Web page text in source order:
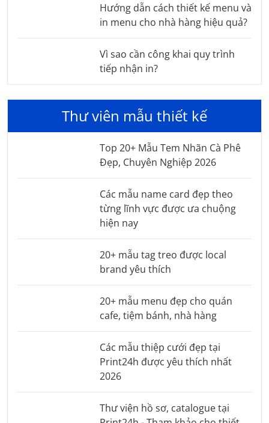
Hướng dẫn cách thiết kế menu và
in menu cho nhà hàng hiệu quả?
Vì sao cần công khai quy trình
tiếp nhận in?
Thư viên mẫu thiết kế
Top 20+ Mẫu Tem Nhãn Cà Phê
Đẹp, Chuyên Nghiệp 2026
Các mẫu name card đẹp theo
từng lĩnh vực được ưa chuộng
hiện nay
20+ mẫu tag treo được local
brand yêu thích
20+ mẫu menu đẹp cho quán
cafe, tiệm bánh, nhà hàng
Các mẫu thiệp cưới đẹp tại
Print24h được yêu thích nhất
2026
Thư viện hồ sơ, catalogue tại